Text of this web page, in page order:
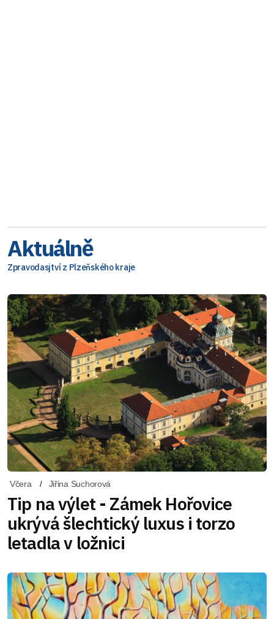
Aktuálně
Zpravodasjtví z Plzeňského kraje
Včera Jiřina Suchorová
Tip na výlet - Zámek Hořovice
ukrývá šlechtický luxus i torzo
letadla v ložnici